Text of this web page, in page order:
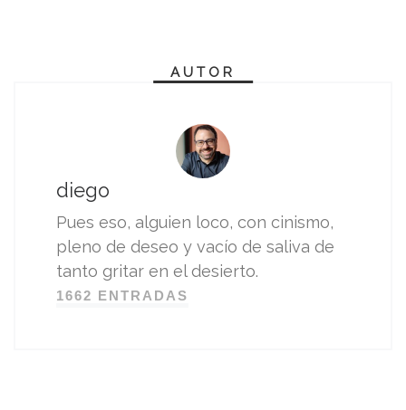
AUTOR
diego
Pues eso, alguien loco, con cinismo,
pleno de deseo y vacío de saliva de
tanto gritar en el desierto.
1662 ENTRADAS